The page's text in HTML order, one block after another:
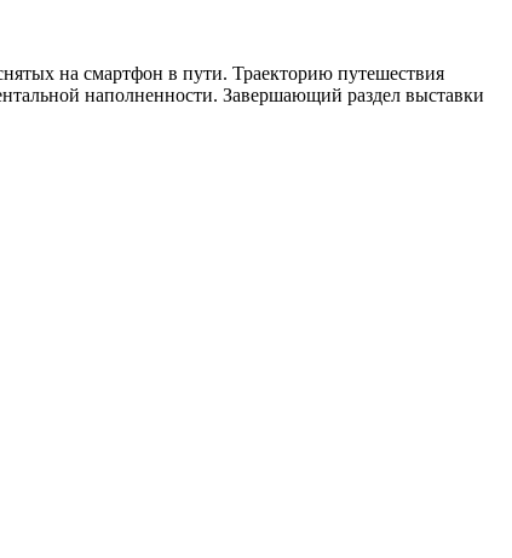
на смартфон в пути. Траекторию путешествия
наполненности. Завершающий раздел выставки